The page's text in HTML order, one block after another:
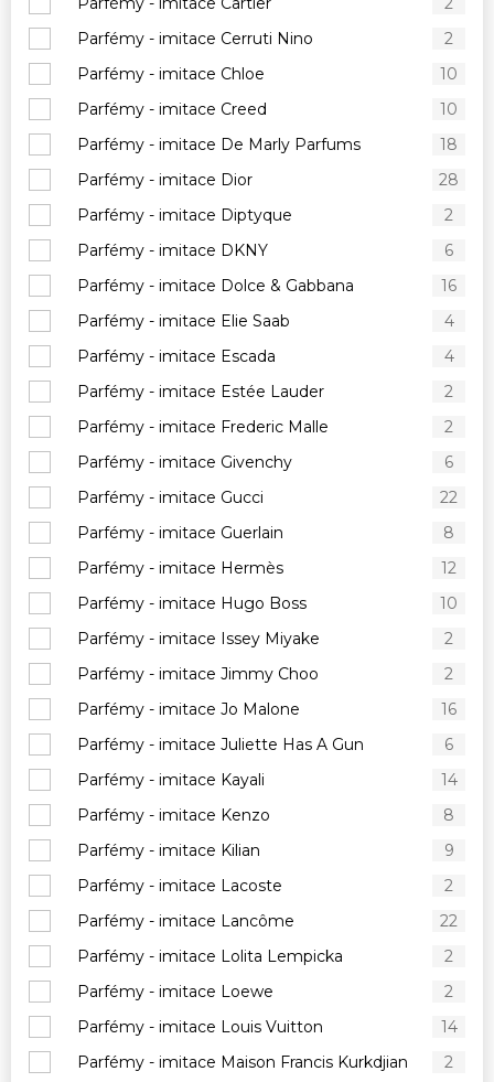
Parfémy - imitace Cerruti Nino
2
Parfémy - imitace Chloe
10
Parfémy - imitace Creed
10
Parfémy - imitace De Marly Parfums
18
Parfémy - imitace Dior
28
Parfémy - imitace Diptyque
2
Parfémy - imitace DKNY
6
Parfémy - imitace Dolce & Gabbana
16
Parfémy - imitace Elie Saab
4
Parfémy - imitace Escada
4
Parfémy - imitace Estée Lauder
2
Parfémy - imitace Frederic Malle
2
Parfémy - imitace Givenchy
6
Parfémy - imitace Gucci
22
Parfémy - imitace Guerlain
8
Parfémy - imitace Hermès
12
Parfémy - imitace Hugo Boss
10
Parfémy - imitace Issey Miyake
2
Parfémy - imitace Jimmy Choo
2
Parfémy - imitace Jo Malone
16
Parfémy - imitace Juliette Has A Gun
6
Parfémy - imitace Kayali
14
Parfémy - imitace Kenzo
8
Parfémy - imitace Kilian
9
Parfémy - imitace Lacoste
2
Parfémy - imitace Lancôme
22
Parfémy - imitace Lolita Lempicka
2
Parfémy - imitace Loewe
2
Parfémy - imitace Louis Vuitton
14
Parfémy - imitace Maison Francis Kurkdjian
2